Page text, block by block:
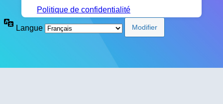
Politique de confidentialité
Langue